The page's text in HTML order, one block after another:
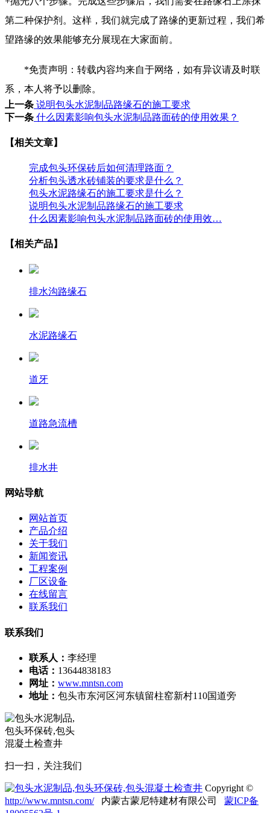
第二种保护剂。这样，我们就完成了路缘的更新过程，我们希
望路缘的效果能够充分展现在大家面前。
*免责声明：转载内容均来自于网络，如有异议请及时联
系，本人将予以删除。
上一条 说明包头水泥制品路缘石的施工要求
下一条 什么因素影响包头水泥制品路面砖的使用效果？
【相关文章】
完成包头环保砖后如何清理路面？
分析包头透水砖铺装的要求是什么？
包头水泥路缘石的施工要求是什么？
说明包头水泥制品路缘石的施工要求
什么因素影响包头水泥制品路面砖的使用效…
【相关产品】
排水沟路缘石
水泥路缘石
道牙
道路急流槽
排水井
网站导航
网站首页
产品介绍
关于我们
新闻资讯
工程案例
厂区设备
在线留言
联系我们
联系我们
联系人： 李经理
电话： 13644838183
网址： www.mntsn.com
地址： 包头市东河区河东镇留柱窑新村110国道旁
扫一扫，关注我们
Copyright ©
http://www.mntsn.com/内蒙古蒙尼特建材有限公司 蒙ICP备